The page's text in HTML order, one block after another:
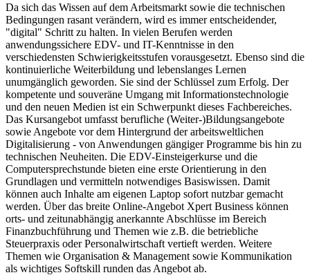
Da sich das Wissen auf dem Arbeitsmarkt sowie die technischen
Bedingungen rasant verändern, wird es immer entscheidender,
"digital" Schritt zu halten. In vielen Berufen werden
anwendungssichere EDV- und IT-Kenntnisse in den
verschiedensten Schwierigkeitsstufen vorausgesetzt. Ebenso sind die
kontinuierliche Weiterbildung und lebenslanges Lernen
unumgänglich geworden. Sie sind der Schlüssel zum Erfolg. Der
kompetente und souveräne Umgang mit Informationstechnologie
und den neuen Medien ist ein Schwerpunkt dieses Fachbereiches.
Das Kursangebot umfasst berufliche (Weiter-)Bildungsangebote
sowie Angebote vor dem Hintergrund der arbeitsweltlichen
Digitalisierung - von Anwendungen gängiger Programme bis hin zu
technischen Neuheiten. Die EDV-Einsteigerkurse und die
Computersprechstunde bieten eine erste Orientierung in den
Grundlagen und vermitteln notwendiges Basiswissen. Damit
können auch Inhalte am eigenen Laptop sofort nutzbar gemacht
werden. Über das breite Online-Angebot Xpert Business können
orts- und zeitunabhängig anerkannte Abschlüsse im Bereich
Finanzbuchführung und Themen wie z.B. die betriebliche
Steuerpraxis oder Personalwirtschaft vertieft werden. Weitere
Themen wie Organisation & Management sowie Kommunikation
als wichtiges Softskill runden das Angebot ab.